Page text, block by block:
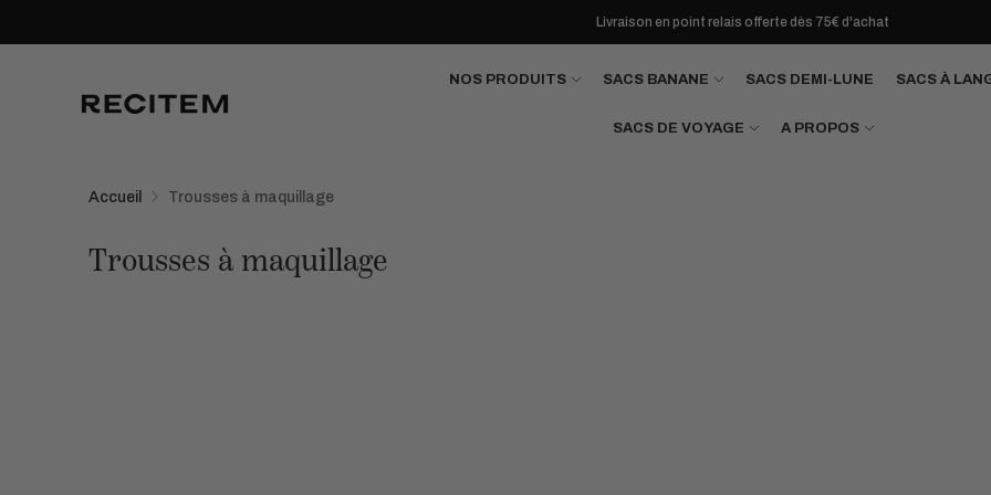
Livraison en point relais offerte dès 75€ d'achat
NOS PRODUITS SACS BANANE SACS DEMI-LUNE SACS À
SACS DE VOYAGE A PROPOS
Accueil Trousses à maquillage
Trousses à maquillage